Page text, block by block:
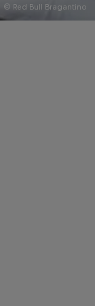
© Red Bull Bragantino